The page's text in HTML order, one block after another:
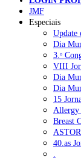
JMF
Especiais
Update
Dia
3.ᵒ
VIII
Dia
Dia
15
Allergy
Breast
40.as
.